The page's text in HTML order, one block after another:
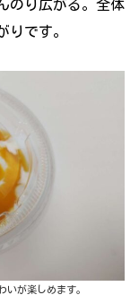
のり広がる。全体
りです。
いが楽しめます。